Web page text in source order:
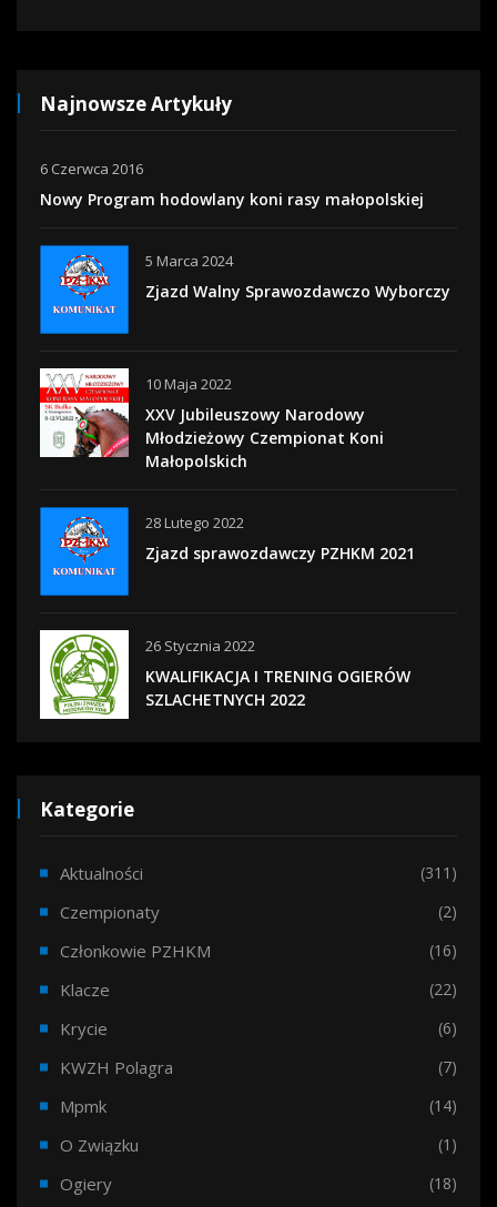
Najnowsze Artykuły
6 Czerwca 2016
Nowy Program hodowlany koni rasy małopolskiej
5 Marca 2024
Zjazd Walny Sprawozdawczo Wyborczy
10 Maja 2022
XXV Jubileuszowy Narodowy
Młodzieżowy Czempionat Koni
Małopolskich
28 Lutego 2022
Zjazd sprawozdawczy PZHKM 2021
26 Stycznia 2022
KWALIFIKACJA I TRENING OGIERÓW
SZLACHETNYCH 2022
Kategorie
Aktualności (311)
Czempionaty (2)
Członkowie PZHKM (16)
Klacze (22)
Krycie (6)
KWZH Polagra (7)
Mpmk (14)
O Związku (1)
Ogiery (18)